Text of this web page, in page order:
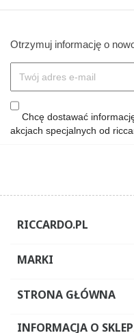
Otrzymuj informację o
Chcę dostawać
akcjach specjalnych od
RICCARDO.PL
MARKI
STRONA GŁÓWNA
INFORMACJA O